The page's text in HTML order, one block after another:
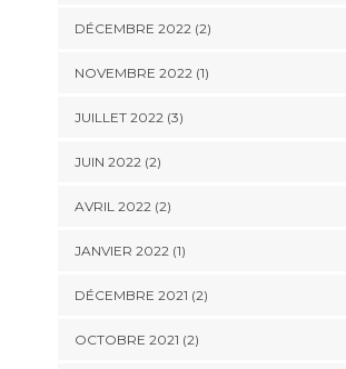
DÉCEMBRE 2022(2)
NOVEMBRE 2022(1)
JUILLET 2022(3)
JUIN 2022(2)
AVRIL 2022(2)
JANVIER 2022(1)
DÉCEMBRE 2021 (2)
OCTOBRE 2021 (2)